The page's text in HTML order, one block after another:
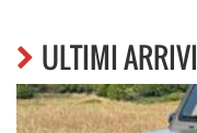
ULTIMI ARRIVI